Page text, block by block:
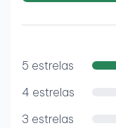
5 estrelas
4 estrelas
3 estrelas